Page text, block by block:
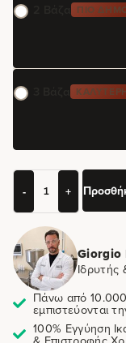
ΠΙΟ
- +
Giorgio
Πάνω από
εμπιστεύονται
100% Εγγύηση